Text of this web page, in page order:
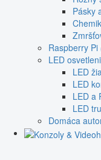
Pásky
Raspberry Pi
LED
LED
LED
LED a
LED
Domáca